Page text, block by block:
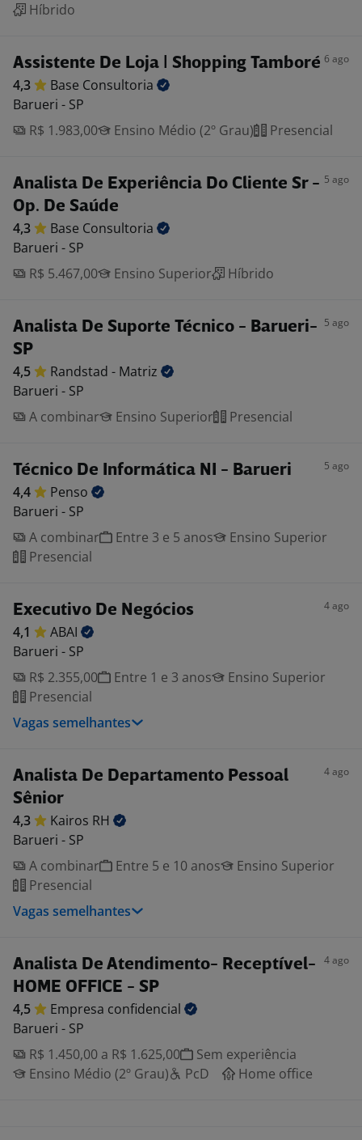
Híbrido
Assistente De Loja | Shopping Tamboré 6 ago
4,3 Base Consultoria
Barueri - SP
R$ 1.983,00
Ensino Médio (2º Grau) Presencial
Analista De Experiência Do Cliente Sr -
Op. De Saúde
5 ago
4,3 Base Consultoria
Barueri - SP
R$ 5.467,00
Ensino Superior Híbrido
Analista De Suporte Técnico - Barueri-
SP
5 ago
4,5 Randstad - Matriz
Barueri - SP
A combinar
Ensino Superior Presencial
Técnico De Informática NI - Barueri 5 ago
4,4
Penso
Barueri - SP
A combinar
Entre 3 e 5 anos
Ensino Superior
Presencial
Executivo De Negócios 4 ago
4,1
ABAI
Barueri - SP
R$ 2.355,00
Entre 1 e 3 anos
Ensino Superior
Presencial
Vagas semelhantes
Analista De Departamento Pessoal
Sênior
4 ago
4,3 Kairos RH
Barueri - SP
A combinar
Entre 5 e 10 anos
Ensino Superior
Presencial
Vagas semelhantes
Analista De Atendimento- Receptível-
HOME OFFICE - SP
4 ago
4,5 Empresa confidencial
Barueri - SP
R$ 1.450,00 a R$ 1.625,00
Sem experiência
Ensino Médio (2º Grau)
PcD Home office